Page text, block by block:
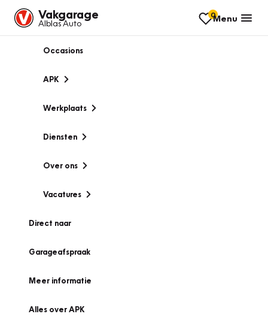
Vakgarage
Alblas Auto
0Menu
Occasions
APK
Werkplaats
Diensten
Over ons
Vacatures
Direct naar
Garageafspraak
Meer informatie
Alles over APK